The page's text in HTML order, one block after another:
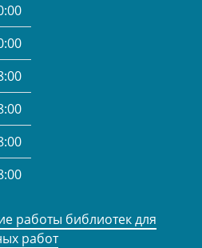
работы библиотек для
работ